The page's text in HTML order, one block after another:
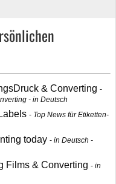
& Converting
- in Deutsch
Top News für Etiketten-
today
in Deutsch -
Films & Converting
in